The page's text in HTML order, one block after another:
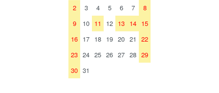
2
3 4 5 6 7
8
9
10 11 12 13 14 15
16 17 18 19 20 21
22
23 24 25 26 27 28 29
30 31